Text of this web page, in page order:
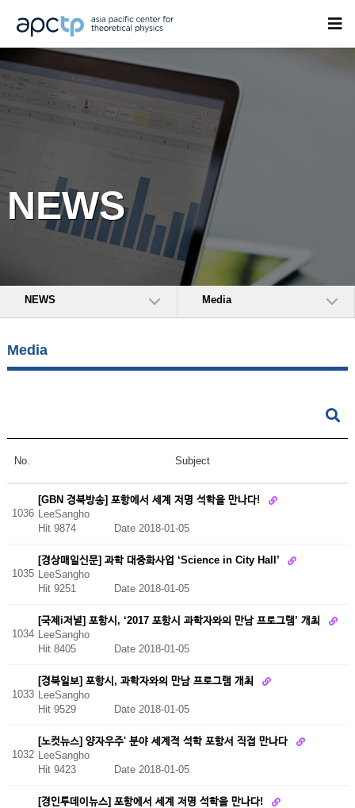
NEWS
NEWS Media
Media
No. Subject
1036
[GBN 경북방송] 포항에서 세계 저명 석학을 만나다!
LeeSangho
Hit 9874
Date 2018-01-05
1035
[경상매일신문] 과학 대중화사업 ‘Science in City Hall’
LeeSangho
Hit 9251
Date 2018-01-05
1034
[국제i저널] 포항시, ‘2017 포항시 과학자와의 만남 프로그램’ 개최
LeeSangho
Hit 8405
Date 2018-01-05
1033
[경북일보] 포항시, 과학자와의 만남 프로그램 개최
LeeSangho
Hit 9529
Date 2018-01-05
1032
[노컷뉴스] 양자우주' 분야 세계적 석학 포항서 직접 만나다
LeeSangho
Hit 9423
Date 2018-01-05
[경인투데이뉴스] 포항에서 세계 저명 석학을 만나다!